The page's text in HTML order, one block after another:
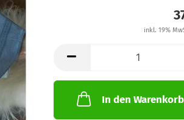
inkl. 19%
In den Warenkorb